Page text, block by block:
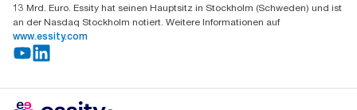
13 Mrd. Euro. Essity hat seinen Hauptsitz in Stockholm (Schweden) und ist
an der Nasdaq Stockholm notiert. Weitere Informationen auf
www.essity.com